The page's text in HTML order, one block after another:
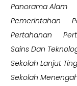
Panorama Alam
Pemerintahan
Pertahanan
Sains Dan
Sekolah Lanjut
Sekolah